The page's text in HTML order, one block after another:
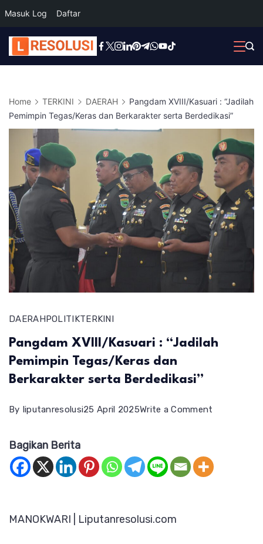
Masuk Log Daftar
Skip
to
Home TERKINI DAERAH
Pangdam XVIII/Kasuari : “Jadilah
Pemimpin Tegas/Keras dan Berkarakter serta Berdedikasi”
DAERAHPOLITIKTERKINI
Pangdam XVIII/Kasuari : “Jadilah
Pemimpin Tegas/Keras dan
Berkarakter serta Berdedikasi”
By liputanresolusi25 April 2025Write a Comment
:
Bagikan Berita
MANOKWARI | Liputanresolusi.com